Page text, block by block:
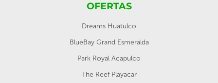
OFERTAS
Dreams Huatulco
BlueBay Grand Esmeralda
Park Royal Acapulco
The Reef Playacar